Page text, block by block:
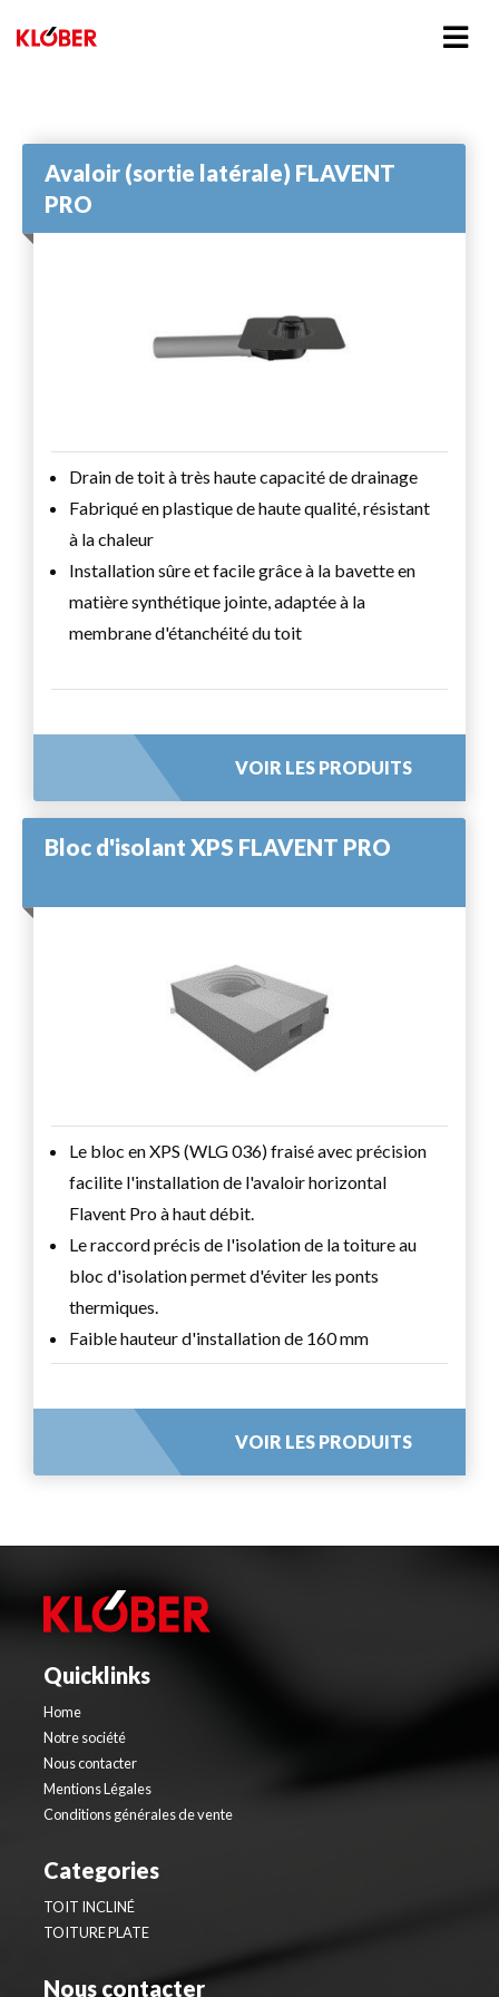
Avaloir (sortie latérale) FLAVENT
PRO
Drain de toit à très haute capacité de drainage
Fabriqué en plastique de haute qualité, résistant
à la chaleur
Installation sûre et facile grâce à la bavette en
matière synthétique jointe, adaptée à la
membrane d'étanchéité du toit
VOIR LES PRODUITS
Bloc d'isolant XPS FLAVENT PRO
Le bloc en XPS (WLG 036) fraisé avec précision
facilite l'installation de l'avaloir horizontal
Flavent Pro à haut débit.
Le raccord précis de l'isolation de la toiture au
bloc d'isolation permet d'éviter les ponts
thermiques.
Faible hauteur d'installation de 160 mm
VOIR LES PRODUITS
Quicklinks
Home
Notre société
Nous contacter
Mentions Légales
Conditions générales de vente
Categories
TOIT INCLINÉ
TOITURE PLATE
Nous contacter